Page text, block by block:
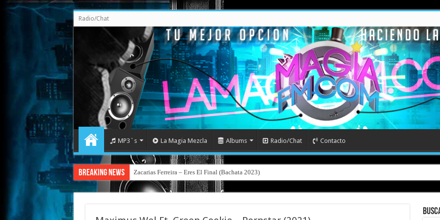
Radio/Chat
MP3`s La Magia Mezcla Albums Radio/Chat Contacto
Breaking News Zacarias Ferreira – Eres El Final (Bachata 2023)